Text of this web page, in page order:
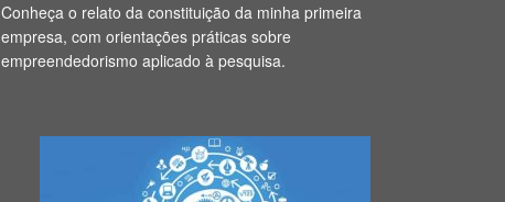
Conheça o relato da constituição da minha primeira
empresa, com orientações práticas sobre
empreendedorismo aplicado à pesquisa.